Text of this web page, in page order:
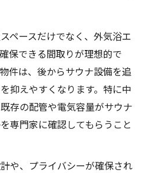
ペースだけでなく、外気浴エ
保できる間取りが理想的で
件は、後からサウナ設備を追
抑えやすくなります。特に中
存の配管や電気容量がサウナ
専門家に確認してもらうこと
や、プライバシーが確保され